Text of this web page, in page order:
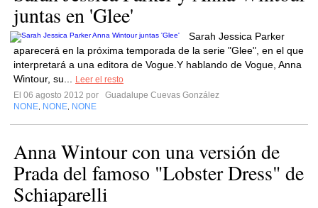
juntas en 'Glee'
Sarah Jessica Parker
aparecerá en la próxima temporada de la serie "Glee", en el que
interpretará a una editora de Vogue.Y hablando de Vogue, Anna
Wintour, su...
Leer el resto
El 06 agosto 2012 por
Guadalupe Cuevas González
NONE NONE NONE
Anna Wintour con una versión de
Prada del famoso "Lobster Dress" de
Schiaparelli